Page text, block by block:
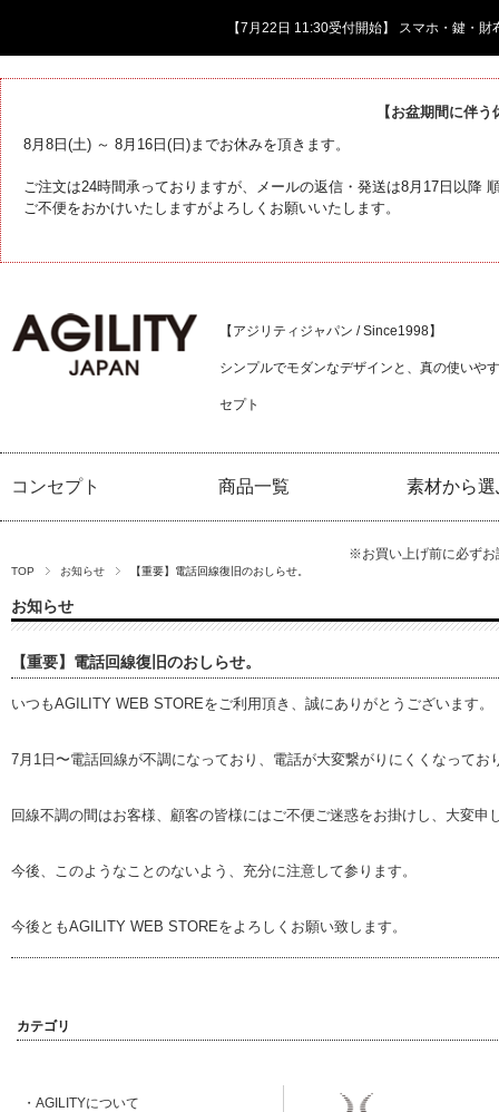
【7月22日 11:30受付開始】 スマホ・鍵・
【お盆期間に伴
8月8日(土) ～ 8月16日(日)までお休みを頂きます。
ご注文は24時間承っておりますが、メールの返信・発送は8月17日以降
ご不便をおかけいたしますがよろしくお願いいたします。
【アジリティジャパン / Since1998】
シンプルでモダンなデザインと、真の使いや
セプト
コンセプト 商品一覧 素材から選
※お買い上げ前に必ず
TOP お知らせ 【重要】電話回線復旧のおしらせ。
お知らせ
【重要】電話回線復旧のおしらせ。
いつもAGILITY WEB STOREをご利用頂き、誠にありがとうございます。
7月1日〜電話回線が不調になっており、電話が大変繋がりにくくなって
回線不調の間はお客様、顧客の皆様にはご不便ご迷惑をお掛けし、大変申
今後、このようなことのないよう、充分に注意して参ります。
今後ともAGILITY WEB STOREをよろしくお願い致します。
カテゴリ
・AGILITYについて